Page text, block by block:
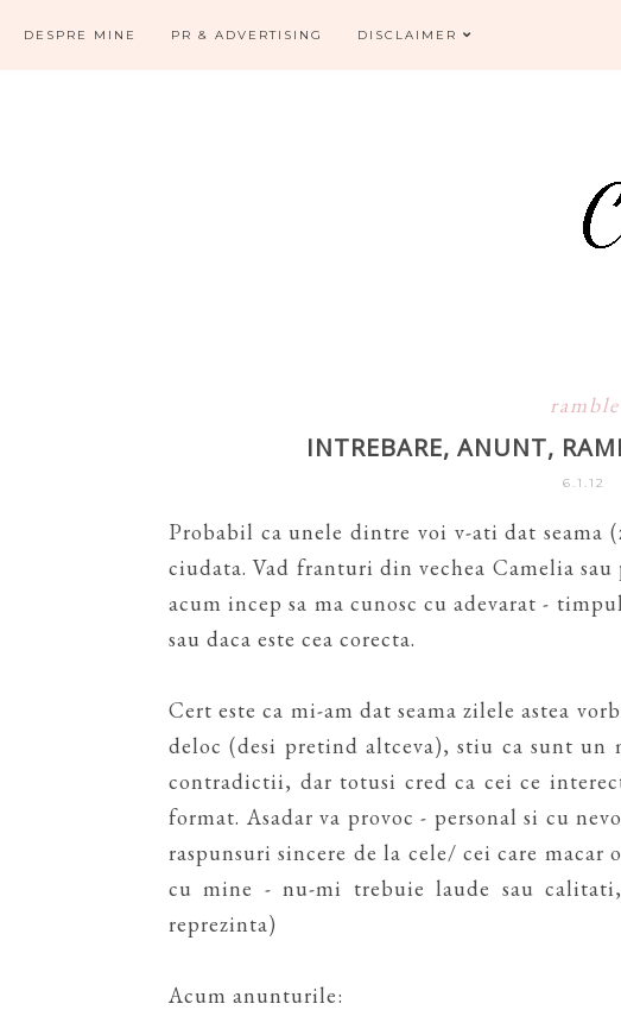
DESPRE MINE PR & ADVERTISING DISCLAIMER
ramble
INTREBARE, ANUNT,
6.1.12
Probabil ca unele dintre voi v-ati dat seama
ciudata. Vad franturi din vechea Camelia sau
acum incep sa ma cunosc cu adevarat -
sau daca este cea corecta.
Cert este ca mi-am dat seama zilele astea
deloc (desi pretind altceva), stiu ca sunt
contradictii, dar totusi cred ca cei ce
format. Asadar va provoc - personal si cu
raspunsuri sincere de la cele/ cei care
cu mine - nu-mi trebuie laude sau
reprezinta)
Acum anunturile: